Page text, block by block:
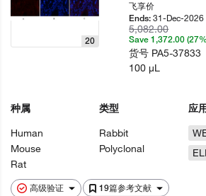
高级验证 19篇参考文献
20
种属
Human
Mouse
Rat
类型
Rabbit
Polyclonal
应
飞享价
Ends:31-Dec-2026
5,082.00
Save 1,372.00
货号 PA5-37833
100 µL